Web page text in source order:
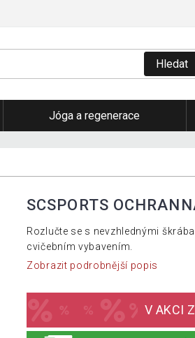
Hledat
Jóga a regenerace
SCSPORTS
Rozlučte se s nevzhlednými
cvičebním vybavením.
Zobrazit podrobnější popis
V AKCI